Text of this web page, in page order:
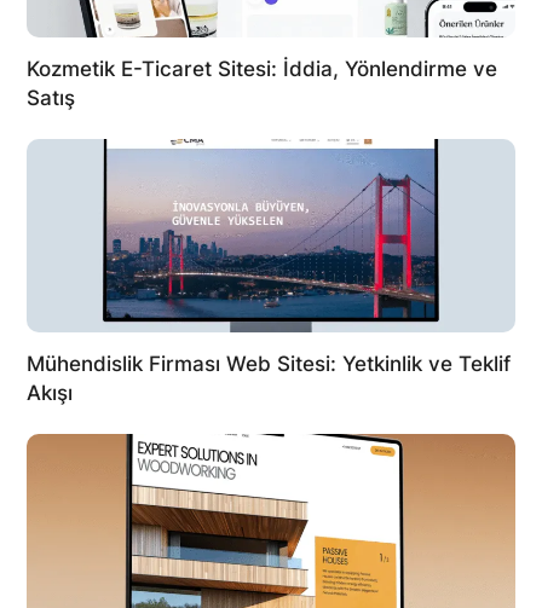
Kozmetik E-Ticaret Sitesi: İddia, Yönlendirme ve
Satış
Mühendislik Firması Web Sitesi: Yetkinlik ve Teklif
Akışı